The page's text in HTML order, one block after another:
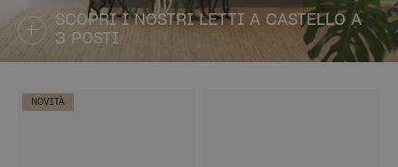
SCOPRI I NOSTRI LETTI A CASTELLO A
3 POSTI
NOVITÀ